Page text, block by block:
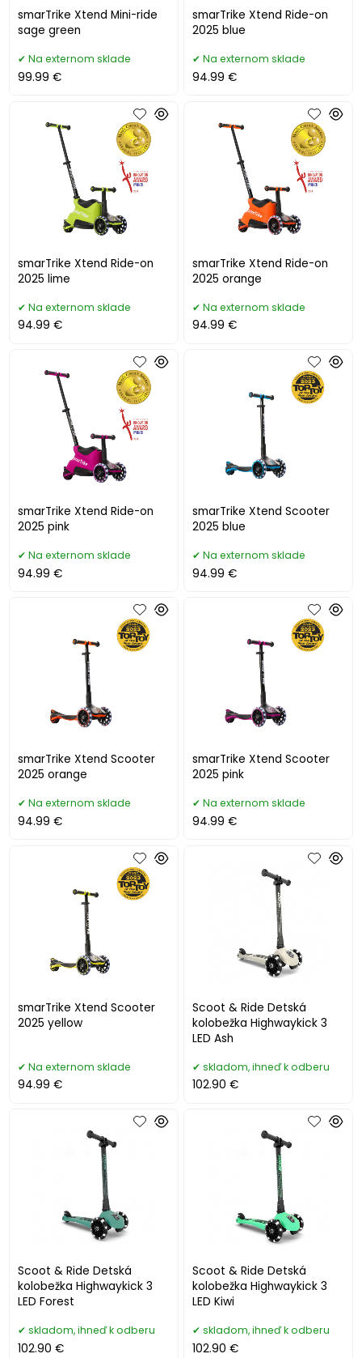
smarTrike Xtend Mini-ride
sage green
Na externom sklade
99.99 €
smarTrike Xtend Ride-on
2025 blue
Na externom sklade
94.99 €
smarTrike Xtend Ride-on
2025 lime
Na externom sklade
94.99 €
smarTrike Xtend Ride-on
2025 orange
Na externom sklade
94.99 €
smarTrike Xtend Ride-on
2025 pink
Na externom sklade
94.99 €
smarTrike Xtend Scooter
2025 blue
Na externom sklade
94.99 €
smarTrike Xtend Scooter
2025 orange
Na externom sklade
94.99 €
smarTrike Xtend Scooter
2025 pink
Na externom sklade
94.99 €
smarTrike Xtend Scooter
2025 yellow
Na externom sklade
94.99 €
Scoot & Ride Detská
kolobežka Highwaykick 3
LED Ash
skladom, ihneď k odberu
102.90 €
Scoot & Ride Detská
kolobežka Highwaykick 3
LED Forest
skladom, ihneď k odberu
102.90 €
Scoot & Ride Detská
kolobežka Highwaykick 3
LED Kiwi
skladom, ihneď k odberu
102.90 €